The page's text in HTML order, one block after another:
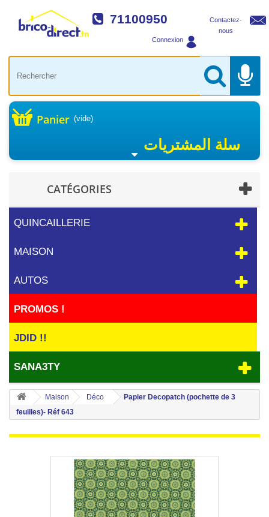
Contactez-
nous
71100950
Connexion
Panier (vide)
سلة المشتريات
CATÉGORIES
QUINCAILLERIE
MAISON
AUTOS
PROMOS !
JDID !!
SANA3TY
Maison Déco
Papier Decopatch (pochette de 3
feuilles)- Réf 643